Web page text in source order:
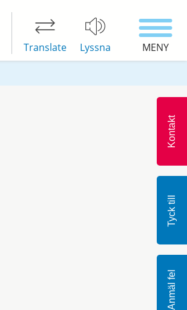
Translate Lyssna MENY
Kontakt
Tyck till
Anmäl fel